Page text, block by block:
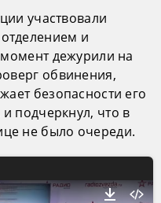
участвовали
и
момент дежурили на
обвинения,
безопасности его
подчеркнул, что в
не было очереди.